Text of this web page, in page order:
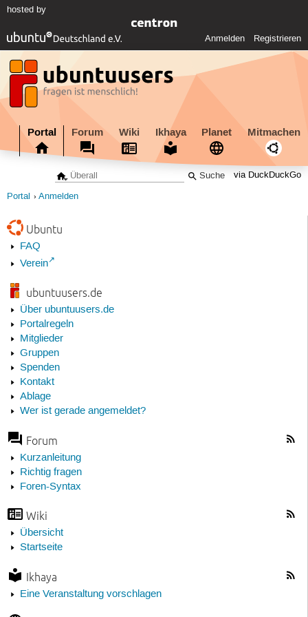
hosted by
Anmelden Registrieren
Portal Forum Wiki Ikhaya Planet Mitmachen
via DuckDuckGo
Portal Anmelden
Ubuntu
FAQ
Verein
ubuntuusers.de
Über ubuntuusers.de
Portalregeln
Mitglieder
Gruppen
Spenden
Kontakt
Ablage
Wer ist gerade angemeldet?
Forum
Kurzanleitung
Richtig fragen
Foren-Syntax
Wiki
Übersicht
Startseite
Ikhaya
Eine Veranstaltung vorschlagen